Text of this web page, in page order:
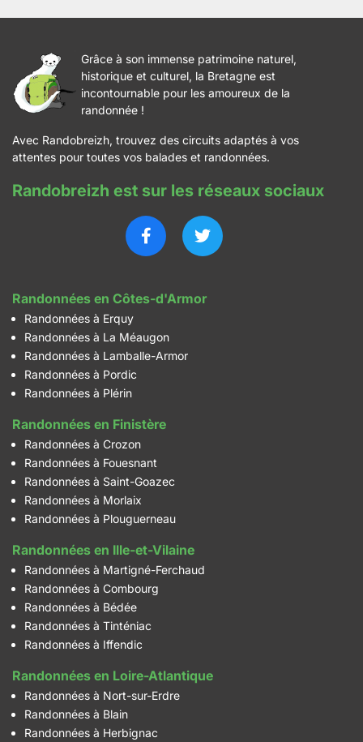
Grâce à son immense patrimoine naturel,
historique et culturel, la Bretagne est
incontournable pour les amoureux de la
randonnée !
Avec Randobreizh, trouvez des circuits adaptés à vos
attentes pour toutes vos balades et randonnées.
Randobreizh est sur les réseaux sociaux
Randonnées en Côtes-d'Armor
Randonnées à Erquy
Randonnées à La Méaugon
Randonnées à Lamballe-Armor
Randonnées à Pordic
Randonnées à Plérin
Randonnées en Finistère
Randonnées à Crozon
Randonnées à Fouesnant
Randonnées à Saint-Goazec
Randonnées à Morlaix
Randonnées à Plouguerneau
Randonnées en Ille-et-Vilaine
Randonnées à Martigné-Ferchaud
Randonnées à Combourg
Randonnées à Bédée
Randonnées à Tinténiac
Randonnées à Iffendic
Randonnées en Loire-Atlantique
Randonnées à Nort-sur-Erdre
Randonnées à Blain
Randonnées à Herbignac